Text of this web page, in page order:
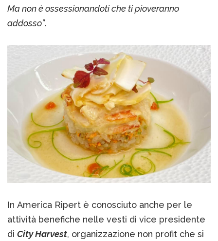
Ma non è ossessionandoti che ti pioveranno
addosso”.
In America Ripert è conosciuto anche per le
attività benefiche nelle vesti di vice presidente
di City Harvest, organizzazione non profit che si